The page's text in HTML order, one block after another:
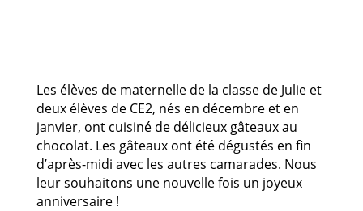
Les élèves de maternelle de la classe de Julie et
deux élèves de CE2, nés en décembre et en
janvier, ont cuisiné de délicieux gâteaux au
chocolat. Les gâteaux ont été dégustés en fin
d’après-midi avec les autres camarades. Nous
leur souhaitons une nouvelle fois un joyeux
anniversaire !